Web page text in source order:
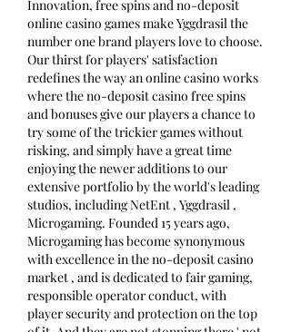
Innovation, free spins and no-deposit
online casino games make Yggdrasil the
number one brand players love to choose.
Our thirst for players' satisfaction
redefines the way an online casino works
where the no-deposit casino free spins
and bonuses give our players a chance to
try some of the trickier games without
risking, and simply have a great time
enjoying the newer additions to our
extensive portfolio by the world's leading
studios, including NetEnt , Yggdrasil ,
Microgaming. Founded 15 years ago,
Microgaming has become synonymous
with excellence in the no-deposit casino
market , and is dedicated to fair gaming,
responsible operator conduct, with
player security and protection on the top